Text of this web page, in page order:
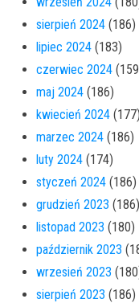
sierpień 2024 (186)
lipiec 2024 (183)
czerwiec 2024
maj 2024 (186)
kwiecień 2024 (177)
marzec 2024 (186)
luty 2024 (174)
styczeń 2024 (186)
grudzień 2023 (186)
listopad 2023 (180)
październik 2023
wrzesień 2023
sierpień 2023 (186)